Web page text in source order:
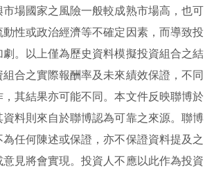
場國家之風險一般較成熟市場高，也可
性或政治經濟等不確定因素，而導致投
。以上僅為歷史資料模擬投資組合之結
合之實際報酬率及未來績效保證，不同
其結果亦可能不同。本文件反映聯博於
料則來自於聯博認為可靠之來源。聯博
任何陳述或保證，亦不保證資料提及之
見將會實現。投資人不應以此作為投資